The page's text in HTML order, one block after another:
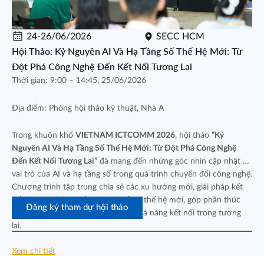
24-26/06/2026 SECC HCM
Hội Thảo: Kỷ Nguyên AI Và Hạ Tầng Số Thế Hệ Mới: Từ
Đột Phá Công Nghệ Đến Kết Nối Tương Lai
Thời gian: 9:00 – 14:45, 25/06/2026
Địa điểm: Phòng hội thảo kỹ thuật, Nhà A
Trong khuôn khổ VIETNAM ICTCOMM 2026, hội thảo “Kỷ
Nguyên AI Và Hạ Tầng Số Thế Hệ Mới: Từ Đột Phá Công Nghệ
Đến Kết Nối Tương Lai” đã mang đến những góc nhìn cập nhật về
vai trò của AI và hạ tầng số trong quá trình chuyển đổi công nghệ.
Chương trình tập trung chia sẻ các xu hướng mới, giải pháp kết
nối thông minh và nền tảng hạ tầng thế hệ mới, góp phần thúc
đẩy đổi mới sáng tạo và mở rộng khả năng kết nối trong tương
lai.
Đăng ký tham dự hội thảo
Xem chi tiết